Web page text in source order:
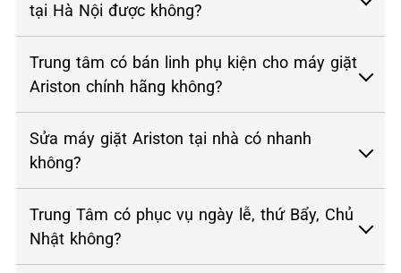
tại Hà Nội được không?
Trung tâm có bán linh phụ kiện cho máy giặt
Ariston chính hãng không?
Sửa máy giặt Ariston tại nhà có nhanh
không?
Trung Tâm có phục vụ ngày lễ, thứ Bẩy, Chủ
Nhật không?